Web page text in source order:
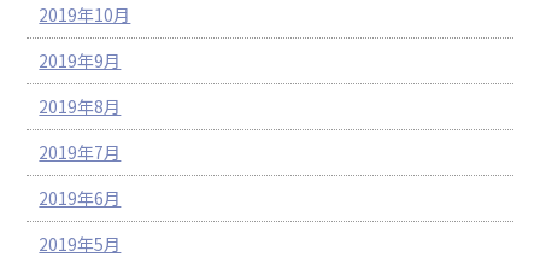
2019年10月
2019年9月
2019年8月
2019年7月
2019年6月
2019年5月